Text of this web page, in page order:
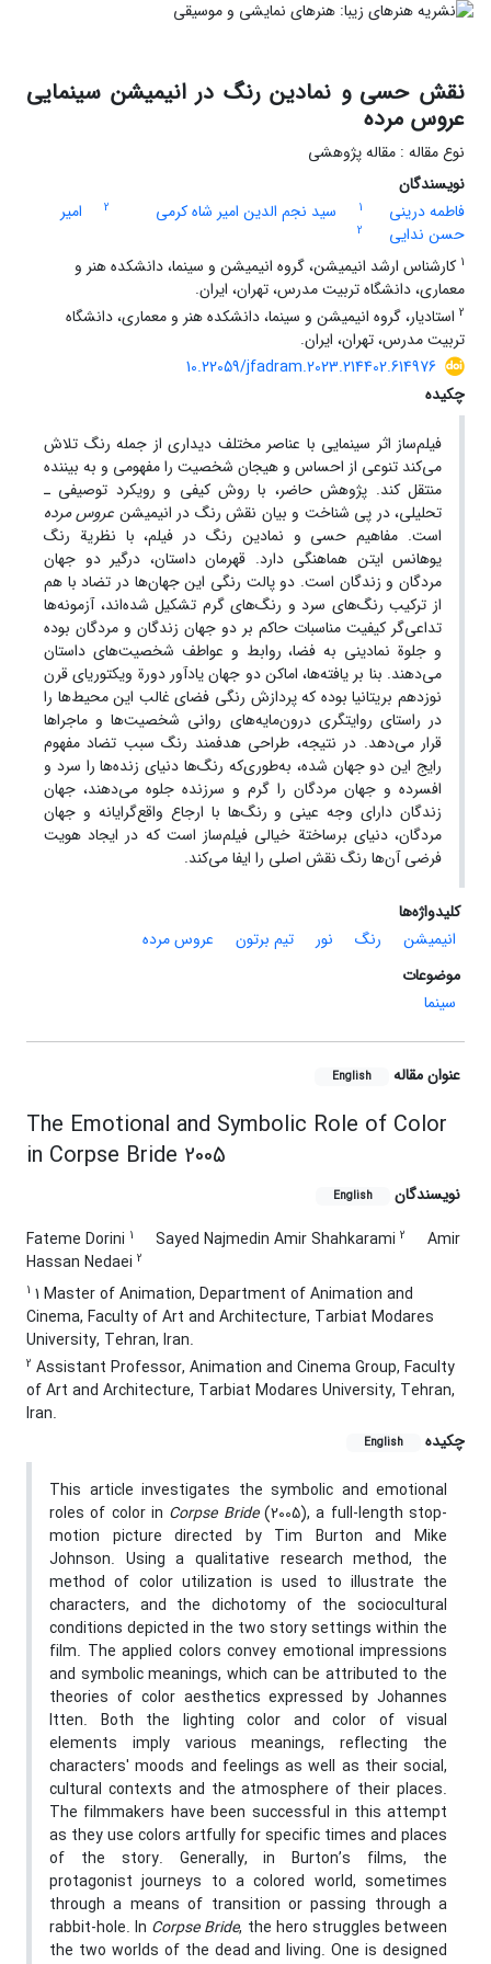
نقش حسی و نمادین رنگ در انیمیشن سینمایی
عروس مرده
نوع مقاله : مقاله پژوهشی
نویسندگان
فاطمه درینی
1 سید نجم الدین امیر شاه کرمی 2
امیر
حسن ندایی
2
1 کارشناس ارشد انیمیشن، گروه انیمیشن و سینما، دانشکده هنر و
معماری، دانشگاه تربیت مدرس، تهران، ایران.
2 استادیار، گروه انیمیشن و سینما، دانشکده هنر و معماری، دانشگاه
تربیت مدرس، تهران، ایران.
10.22059/jfadram.2023.214402.614976
چکیده
فیلم‌ساز اثر سینمایی با عناصر مختلف دیداری از جمله رنگ تلاش
می‌کند تنوعی از احساس و هیجان شخصیت را مفهومی و به بیننده
منتقل کند. پژوهش حاضر، با روش کیفی و رویکرد توصیفی ـ
تحلیلی، در پی شناخت و بیان نقش رنگ در انیمیشن عروس مرده
است. مفاهیم حسی و نمادین رنگ در فیلم، با نظریة رنگ
یوهانس ایتن هماهنگی دارد. قهرمان داستان، درگیر دو جهان
مردگان و زندگان است. دو پالت رنگی این جهان‌ها در تضاد با هم
از ترکیب رنگ‌های سرد و رنگ‌های گرم تشکیل شده‌اند، آزمونه‌ها
تداعی‌گر کیفیت مناسبات حاکم بر دو جهان زندگان و مردگان بوده
و جلوة نمادینی به فضا، روابط و عواطف شخصیت‌های داستان
می‌دهند. بنا بر یافته‌ها، اماکن دو جهان یادآور دورة ویکتوریای قرن
نوزدهم بریتانیا بوده که پردازش رنگی فضای غالب این محیط‌ها را
در راستای روایتگری درون‌مایه‌های روانی شخصیت‌ها و ماجراها
قرار می‌‌دهد. در نتیجه، طراحی هدفمند رنگ سبب تضاد مفهوم
رایج این دو جهان شده، به‌طوری‌که رنگ‌ها دنیای زنده‌ها را سرد و
افسرده و جهان مردگان را گرم و سرزنده جلوه می‌دهند، جهان
زندگان دارای وجه عینی و رنگ‌ها با ارجاع واقع‌گرایانه و جهان
مردگان، دنیای برساختة خیالی فیلم‌ساز است که در ایجاد هویت
فرضی آن‌ها رنگ نقش اصلی را ایفا می‌کند.
کلیدواژه‌ها
انیمیشن
رنگ نور تیم برتون
عروس مرده
موضوعات
سینما
عنوان مقاله English
The Emotional and Symbolic Role of Color
in Corpse Bride 2005
نویسندگان English
Fateme Dorini 1 Sayed Najmedin Amir Shahkarami 2
Amir
Hassan Nedaei 2
1 1 Master of Animation, Department of Animation and
Cinema, Faculty of Art and Architecture, Tarbiat Modares
University, Tehran, Iran.
2 Assistant Professor, Animation and Cinema Group, Faculty
of Art and Architecture, Tarbiat Modares University, Tehran,
Iran.
چکیده
English
This article investigates the symbolic and emotional
roles of color in Corpse Bride(2005), a full-length stop-
motion picture directed by Tim Burton and Mike
Johnson. Using a qualitative research method, the
method of color utilization is used to illustrate the
characters, and the dichotomy of the sociocultural
conditions depicted in the two story settings within the
film. The applied colors convey emotional impressions
and symbolic meanings, which can be attributed to the
theories of color aesthetics expressed by Johannes
Itten. Both the lighting color and color of visual
elements imply various meanings, reflecting the
characters' moods and feelings as well as their social,
cultural contexts and the atmosphere of their places.
The filmmakers have been successful in this attempt
as they use colors artfully for specific times and places
of the story. Generally, in Burton’s films, the
protagonist journeys to a colored world, sometimes
through a means of transition or passing through a
rabbit-hole. In Corpse Bride, the hero struggles between
the two worlds of the dead and living. One is designed